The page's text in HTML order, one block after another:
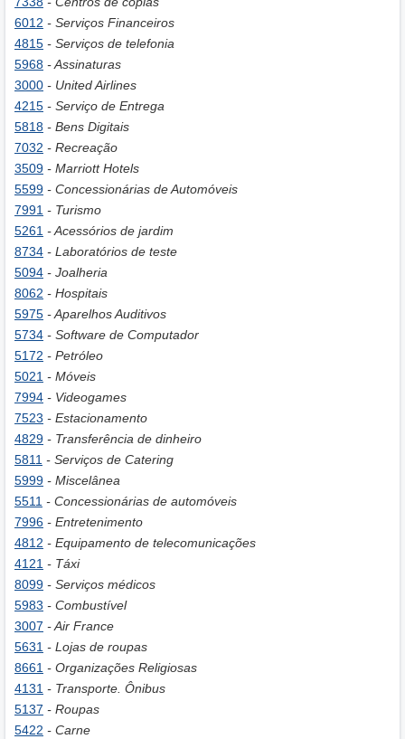
6012 - Serviços Financeiros
4815 - Serviços de telefonia
5968 - Assinaturas
3000 - United Airlines
4215 - Serviço de Entrega
5818 - Bens Digitais
7032 - Recreação
3509 - Marriott Hotels
5599 - Concessionárias de Automóveis
7991 - Turismo
5261 - Acessórios de jardim
8734 - Laboratórios de teste
5094 - Joalheria
8062 - Hospitais
5975 - Aparelhos Auditivos
5734 - Software de Computador
5172 - Petróleo
5021 - Móveis
7994 - Videogames
7523 - Estacionamento
4829 - Transferência de dinheiro
5811 - Serviços de Catering
5999 - Miscelânea
5511 - Concessionárias de automóveis
7996 - Entretenimento
4812 - Equipamento de telecomunicações
4121 - Táxi
8099 - Serviços médicos
5983 - Combustível
3007 - Air France
5631 - Lojas de roupas
8661 - Organizações Religiosas
4131 - Transporte. Ônibus
5137 - Roupas
5422 - Carne